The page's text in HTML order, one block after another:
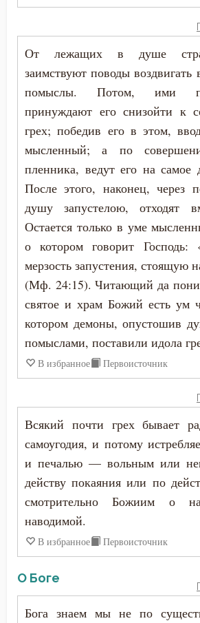
От лежащих в душе
заимствуют поводы воздвигать
помыслы. Потом, ими
принуждают его снизойти к
грех; победив его в этом,
мысленный; а по
пленника, ведут его на самое
После этого, наконец, через
душу запустелою, отходят
Остается только в уме
о котором говорит Господь:
мерзость запустения, стоящую
(Мф. 24:15). Читающий да
святое и храм Божий есть ум
котором демоны, опустошив
помыслами, поставили идола
В избранное Первоисточник
Всякий почти грех бывает
самоугодия, и потому
и печалью — вольным или
действу покаяния или по
смотрительно Божиим о
наводимой.
В избранное Первоисточник
О Боге
Бога знаем мы не по